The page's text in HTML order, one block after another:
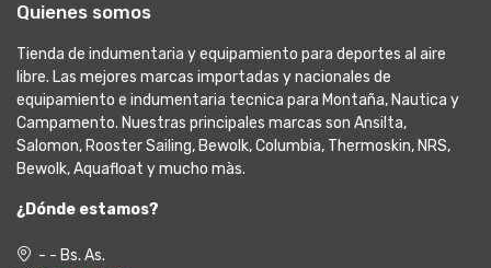
Quienes somos
Tienda de indumentaria y equipamiento para deportes al aire
libre. Las mejores marcas importadas y nacionales de
equipamiento e indumentaria tecnica para Montaña, Nautica y
Campamento. Nuestras principales marcas son Ansilta,
Salomon, Rooster Sailing, Bewolk, Columbia, Thermoskin, NRS,
Bewolk, Aquafloat y mucho màs.
¿Dónde estamos?
- - Bs. As.